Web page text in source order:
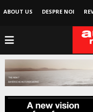
ABOUT US DESPRE NOI